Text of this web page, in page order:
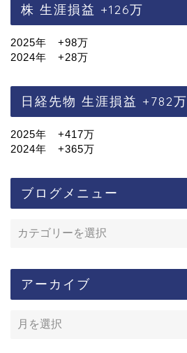
株 生涯損益 +126万
2025年 +98万
2024年 +28万
日経先物 生涯損益 +782万
2025年 +417万
2024年 +365万
ブログメニュー
アーカイブ